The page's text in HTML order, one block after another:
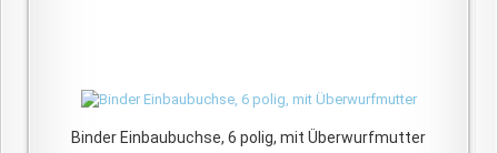
Binder Einbaubuchse, 6 polig, mit Überwurfmutter